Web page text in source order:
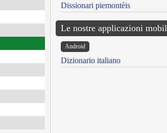
Dissionari piemontèis
Le nostre applicazioni
Android
Dizionario italiano